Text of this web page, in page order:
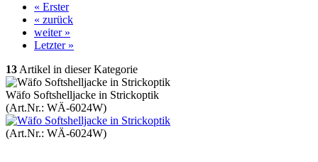
« Erster
« zurück
weiter »
Letzter »
13 Artikel in dieser Kategorie
Wäfo Softshelljacke in Strickoptik
(Art.Nr.: WÄ-6024W)
(Art.Nr.: WÄ-6024W)